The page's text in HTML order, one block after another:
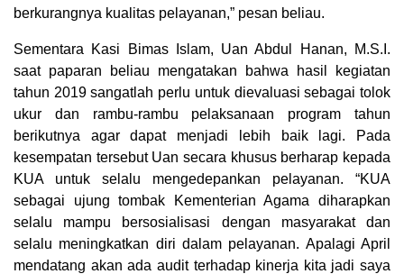
berkurangnya kualitas pelayanan,” pesan beliau.
Sementara Kasi Bimas Islam, Uan Abdul Hanan, M.S.I.
saat paparan beliau mengatakan bahwa hasil kegiatan
tahun 2019 sangatlah perlu untuk dievaluasi sebagai tolok
ukur dan rambu-rambu pelaksanaan program tahun
berikutnya agar dapat menjadi lebih baik lagi. Pada
kesempatan tersebut Uan secara khusus berharap kepada
KUA untuk selalu mengedepankan pelayanan. “KUA
sebagai ujung tombak Kementerian Agama diharapkan
selalu mampu bersosialisasi dengan masyarakat dan
selalu meningkatkan diri dalam pelayanan. Apalagi April
mendatang akan ada audit terhadap kinerja kita jadi saya